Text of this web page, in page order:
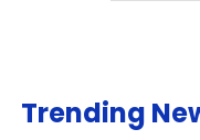
Trending